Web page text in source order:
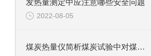
发热量测定中应注意哪些安全问题
2022-08-05
煤炭热量仪简析煤炭试验中对煤炭试样的采集是怎样的